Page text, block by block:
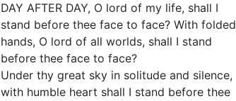
DAY AFTER DAY, O lord of my life, shall I
stand before thee face to face? With folded
hands, O lord of all worlds, shall I stand
before thee face to face?
Under thy great sky in solitude and silence,
with humble heart shall I stand before thee